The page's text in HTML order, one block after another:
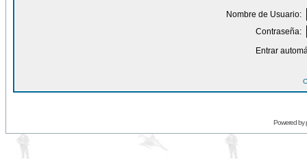
Nombre de Usuario:
Contraseña:
Entrar
Powered by